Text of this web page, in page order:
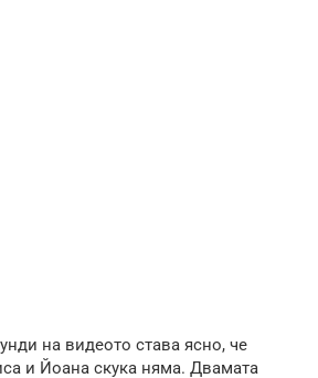
на видеото става ясно, че
и Йоана скука няма. Двамата